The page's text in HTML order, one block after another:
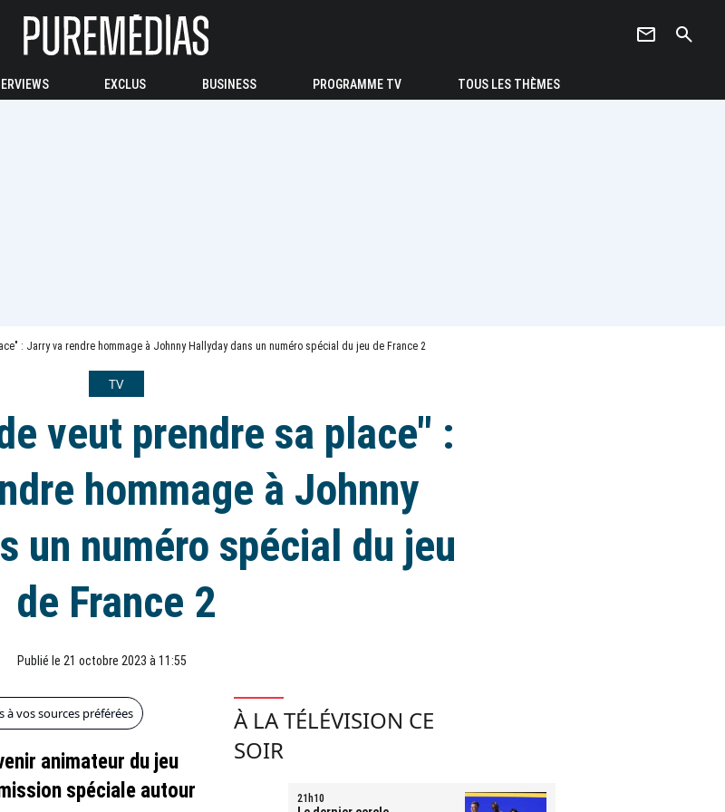
newsletter search
EXCLUS BUSINESS PROGRAMME TV TOUS LES THÈMES
: Jarry va rendre hommage à Johnny Hallyday dans un numéro spécial du jeu de France 2
TV
veut prendre sa place" :
hommage à Johnny
un numéro spécial du jeu
de France 2
Publié le 21 octobre 2023 à 11:55
à vos sources préférées
animateur du jeu
spéciale autour
À LA TÉLÉVISION CE
SOIR
21h10